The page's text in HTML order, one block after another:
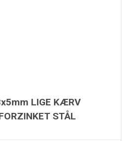
LIGE KÆRV
STÅL